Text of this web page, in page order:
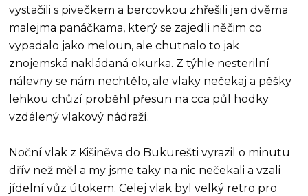
vystačili s pivečkem a bercovkou zhřešili jen dvěma
malejma panáčkama, který se zajedli něčim co
vypadalo jako meloun, ale chutnalo to jak
znojemská nakládaná okurka. Z týhle nesterilní
nálevny se nám nechtělo, ale vlaky nečekaj a pěšky
lehkou chůzí proběhl přesun na cca půl hodky
vzdálený vlakový nádraží.
Noční vlak z Kišiněva do Bukurešti vyrazil o minutu
dřív než měl a my jsme taky na nic nečekali a vzali
jídelní vůz útokem. Celej vlak byl velký retro pro